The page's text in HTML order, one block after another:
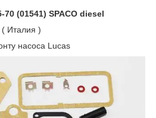
(01541) SPACO diesel
( Италия )
насоса Lucas